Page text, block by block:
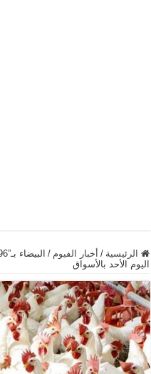
الرئيسية / أخبار الفيوم /
اليوم الأحد بالأسواق